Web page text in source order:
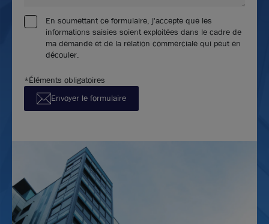
En soumettant ce formulaire, j'accepte que les
informations saisies soient exploitées dans le cadre de
ma demande et de la relation commerciale qui peut en
découler.
*Éléments obligatoires
Envoyer le formulaire